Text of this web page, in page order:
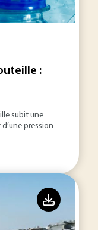
:
subit une
pression